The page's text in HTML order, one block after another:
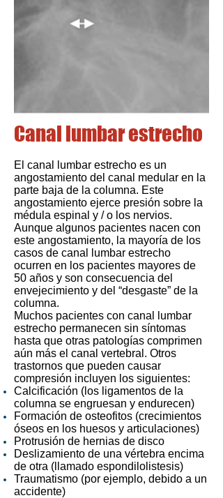
Canal lumbar estrecho
El canal lumbar estrecho es un
angostamiento del canal medular en la
parte baja de la columna. Este
angostamiento ejerce presión sobre la
médula espinal y / o los nervios.
Aunque algunos pacientes nacen con
este angostamiento, la mayoría de los
casos de canal lumbar estrecho
ocurren en los pacientes mayores de
50 años y son consecuencia del
envejecimiento y del “desgaste” de la
columna.
Muchos pacientes con canal lumbar
estrecho permanecen sin síntomas
hasta que otras patologías comprimen
aún más el canal vertebral. Otros
trastornos que pueden causar
compresión incluyen los siguientes:
Calcificación (los ligamentos de la
columna se engruesan y endurecen)
Formación de osteofitos (crecimientos
óseos en los huesos y articulaciones)
Protrusión de hernias de disco
Deslizamiento de una vértebra encima
de otra (llamado espondilolistesis)
Traumatismo (por ejemplo, debido a un
accidente)